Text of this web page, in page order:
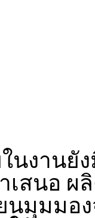
นงานยั
เสนอ
นมุมมอ